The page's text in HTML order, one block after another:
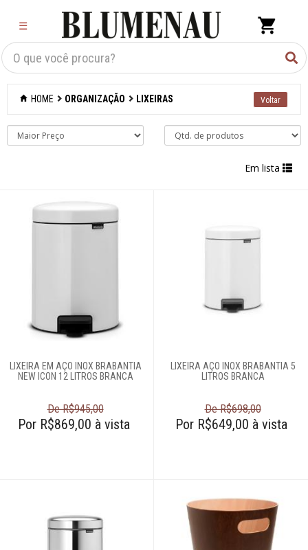
☰
Criar Lista×
Organização
Acessórios
Caixas
Carrinhos e
fruteiras
organizadores
Espanadores
Lixeiras
multiuso
HOME ORGANIZAÇÃO LIXEIRAS
Em lista
LIXEIRA EM AÇO INOX BRABANTIA
NEW ICON 12 LITROS BRANCA
De R$945,00
Por R$869,00 à vista
LIXEIRA AÇO INOX BRABANTIA 5
LITROS BRANCA
De R$698,00
Por R$649,00 à vista